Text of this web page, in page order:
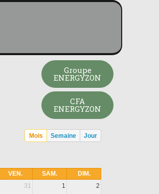
Groupe
ENERGYZON
CFA
ENERGYZON
Mois Semaine Jour
VEN. SAM.
DIM.
31 1 2